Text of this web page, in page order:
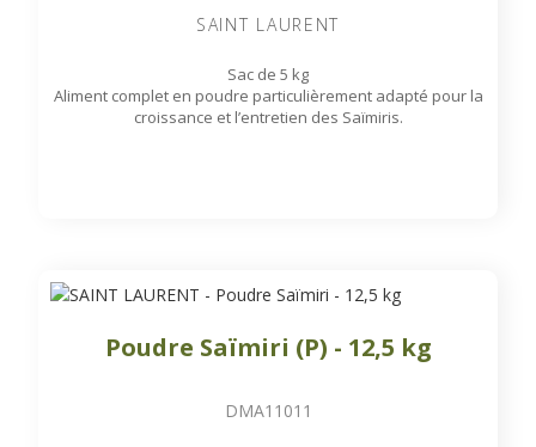
SAINT LAURENT
Sac de 5 kg
Aliment complet en poudre particulièrement adapté pour la
croissance et l’entretien des Saïmiris.
Poudre Saïmiri (P) - 12,5 kg
DMA11011